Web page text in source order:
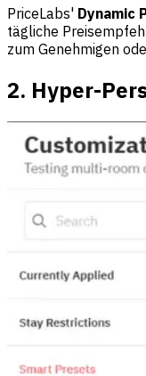
PriceLabs' Dynamic
tägliche
zum Genehmigen
2. Hyper-